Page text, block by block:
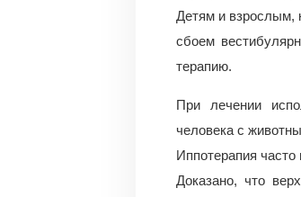
Детям и взрослым,
сбоем
терапию.
При лечении
человека с
Иппотерапия
Доказано, что